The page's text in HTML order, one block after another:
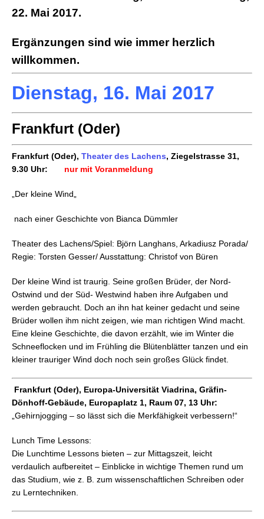
22. Mai 2017.
Ergänzungen sind wie immer herzlich
willkommen.
Dienstag, 16. Mai 2017
Frankfurt (Oder)
Frankfurt (Oder), Theater des Lachens, Ziegelstrasse 31,
9.30 Uhr:
nur mit Voranmeldung
„Der kleine Wind
nach einer Geschichte von Bianca Dümmler
Theater des Lachens/Spiel: Björn Langhans, Arkadiusz Porada/
Regie: Torsten Gesser/ Ausstattung: Christof von Büren
Der kleine Wind ist traurig. Seine großen Brüder, der Nord-
Ostwind und der Süd- Westwind haben ihre Aufgaben und
werden gebraucht. Doch an ihn hat keiner gedacht und seine
Brüder wollen ihm nicht zeigen, wie man richtigen Wind macht.
Eine kleine Geschichte, die davon erzählt, wie im Winter die
Schneeflocken und im Frühling die Blütenblätter tanzen und ein
kleiner trauriger Wind doch noch sein großes Glück findet.
Frankfurt (Oder), Europa-Universität Viadrina, Gräfin-
Dönhoff-Gebäude, Europaplatz 1, Raum 07, 13 Uhr:
„Gehirnjogging – so lässt sich die Merkfähigkeit verbessern!“
Lunch Time Lessons:
Die Lunchtime Lessons bieten – zur Mittagszeit, leicht
verdaulich aufbereitet – Einblicke in wichtige Themen rund um
das Studium, wie z. B. zum wissenschaftlichen Schreiben oder
zu Lerntechniken.